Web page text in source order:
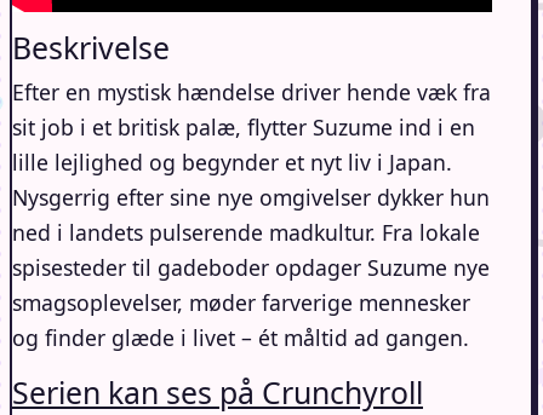
Beskrivelse
Efter en mystisk hændelse driver hende væk fra
sit job i et britisk palæ, flytter Suzume ind i en
lille lejlighed og begynder et nyt liv i Japan.
Nysgerrig efter sine nye omgivelser dykker hun
ned i landets pulserende madkultur. Fra lokale
spisesteder til gadeboder opdager Suzume nye
smagsoplevelser, møder farverige mennesker
og finder glæde i livet – ét måltid ad gangen.
Serien kan ses på Crunchyroll